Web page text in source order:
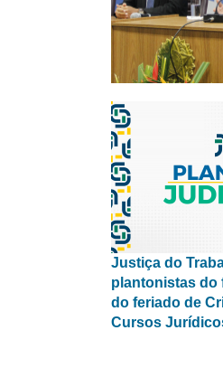
Justiça do
plantonistas do
do feriado de
Cursos